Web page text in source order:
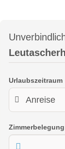
Urlaubszeitraum
Zimmerbelegung